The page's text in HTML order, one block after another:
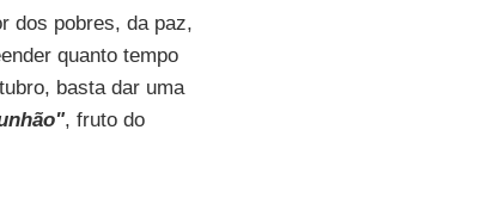
dos pobres, da paz,
quanto tempo
basta dar uma
, fruto do